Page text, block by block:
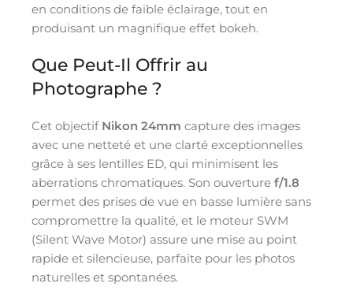
en conditions de faible éclairage, tout en
produisant un magnifique effet bokeh.
Que Peut-Il Offrir au
Photographe ?
Cet objectif Nikon 24mm capture des images
avec une netteté et une clarté exceptionnelles
grâce à ses lentilles ED, qui minimisent les
aberrations chromatiques. Son ouverture f/1.8
permet des prises de vue en basse lumière sans
compromettre la qualité, et le moteur SWM
(Silent Wave Motor) assure une mise au point
rapide et silencieuse, parfaite pour les photos
naturelles et spontanées.